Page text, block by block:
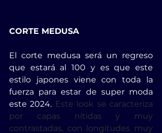
CORTE MEDUSA
El corte medusa será un regreso
que estará al 100 y es que este
estilo japones viene con toda la
fuerza para estar de super moda
este 2024. Este look se caracteriza
por capas nítidas y muy
contrastadas, con longitudes muy